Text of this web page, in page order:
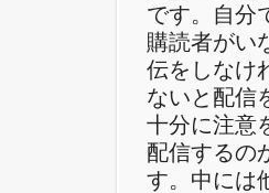
です。自分
購読者がい
伝をしなけ
ないと配信
十分に注意
配信するの
す。中には